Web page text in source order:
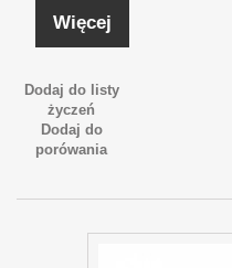
Więcej
Dodaj do listy
życzeń
Dodaj do
porówania